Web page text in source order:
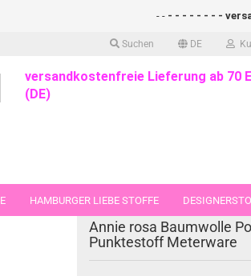
Suchen DE
- - - - - - - -
Suche...versandkostenfreie Lieferung ab 70
(DE)
HAMBURGER LIEBE STOFFE
VON 25 UND 50 CMAnnie rosa Baumwolle
Punktestoff Meterware